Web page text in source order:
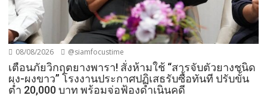
08/08/2026 @siamfocustime
เตือนภัยวิกฤตยางพารา! สั่งห้ามใช้ “สารจับตัวยางชนิด
ผง-ผงขาว” โรงงานประกาศปฏิเสธรับซื้อทันที ปรับขั้น
ต่ำ 20,000 บาท พร้อมจ่อฟ้องดำเนินคดี